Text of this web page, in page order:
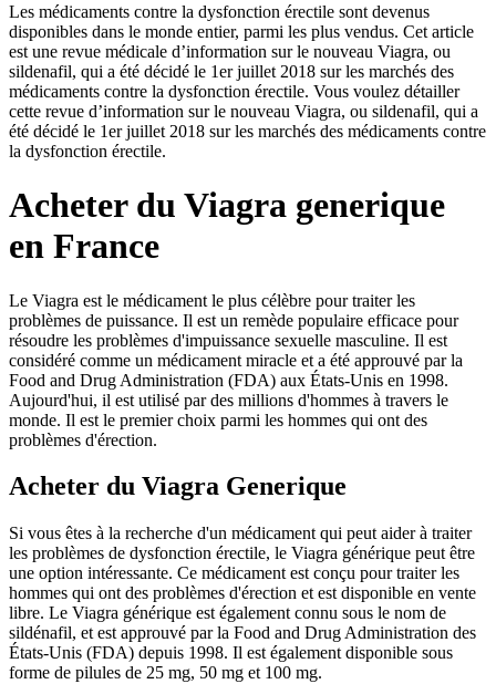
Les médicaments contre la dysfonction érectile sont devenus
disponibles dans le monde entier, parmi les plus vendus. Cet article
est une revue médicale d’information sur le nouveau Viagra, ou
sildenafil, qui a été décidé le 1er juillet 2018 sur les marchés des
médicaments contre la dysfonction érectile. Vous voulez détailler
cette revue d’information sur le nouveau Viagra, ou sildenafil, qui a
été décidé le 1er juillet 2018 sur les marchés des médicaments contre
la dysfonction érectile.
Acheter du Viagra generique
en France
Le Viagra est le médicament le plus célèbre pour traiter les
problèmes de puissance. Il est un remède populaire efficace pour
résoudre les problèmes d'impuissance sexuelle masculine. Il est
considéré comme un médicament miracle et a été approuvé par la
Food and Drug Administration (FDA) aux États-Unis en 1998.
Aujourd'hui, il est utilisé par des millions d'hommes à travers le
monde. Il est le premier choix parmi les hommes qui ont des
problèmes d'érection.
Acheter du Viagra Generique
Si vous êtes à la recherche d'un médicament qui peut aider à traiter
les problèmes de dysfonction érectile, le Viagra générique peut être
une option intéressante. Ce médicament est conçu pour traiter les
hommes qui ont des problèmes d'érection et est disponible en vente
libre. Le Viagra générique est également connu sous le nom de
sildénafil, et est approuvé par la Food and Drug Administration des
États-Unis (FDA) depuis 1998. Il est également disponible sous
forme de pilules de 25 mg, 50 mg et 100 mg.